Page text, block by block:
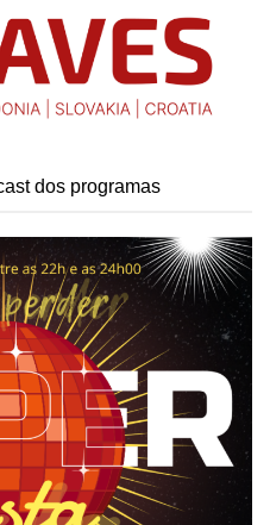
dos programas